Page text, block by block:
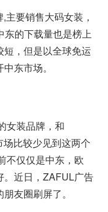
要销售大码女装，
东的下载量也是榜上
，但是以全球免运
东市场。
女装品牌，和
比较少见到这两个
不仅仅是中东，欧
。近日，ZAFUL广告
友圈刷屏了。